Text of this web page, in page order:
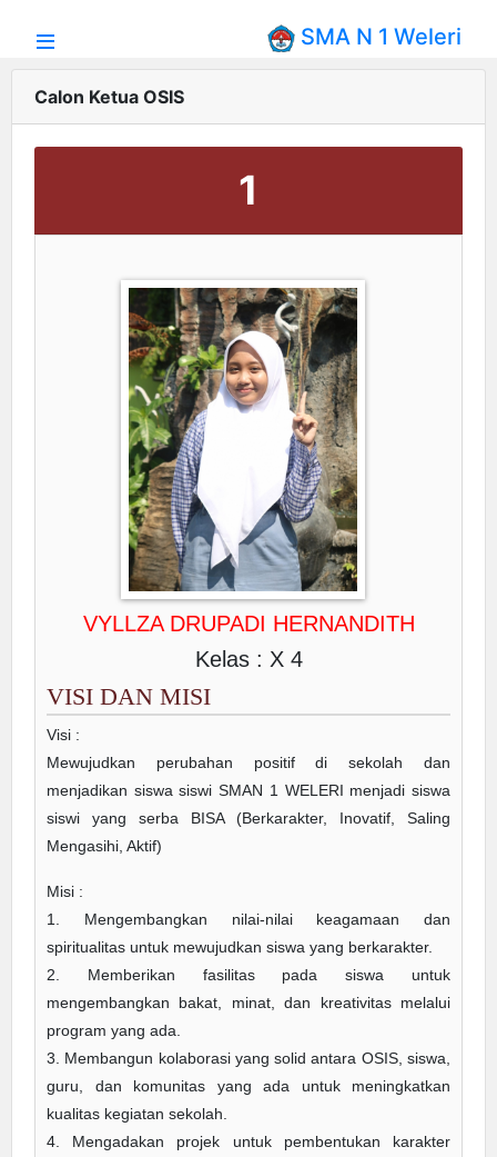
SMA N 1 Weleri
Calon Ketua OSIS
1
VYLLZA DRUPADI HERNANDITH
Kelas : X 4
VISI DAN MISI
Visi :
Mewujudkan perubahan positif di sekolah dan
menjadikan siswa siswi SMAN 1 WELERI menjadi siswa
siswi yang serba BISA (Berkarakter, Inovatif, Saling
Mengasihi, Aktif)
Misi :
1. Mengembangkan nilai-nilai keagamaan dan
spiritualitas untuk mewujudkan siswa yang berkarakter.
2. Memberikan fasilitas pada siswa untuk
mengembangkan bakat, minat, dan kreativitas melalui
program yang ada.
3. Membangun kolaborasi yang solid antara OSIS, siswa,
guru, dan komunitas yang ada untuk meningkatkan
kualitas kegiatan sekolah.
4. Mengadakan projek untuk pembentukan karakter